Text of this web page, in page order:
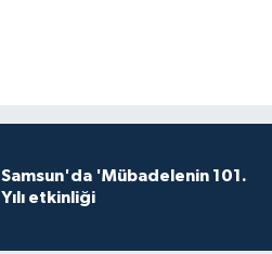
Samsun'da 'Mübadelenin 101.
Yılı etkinliği